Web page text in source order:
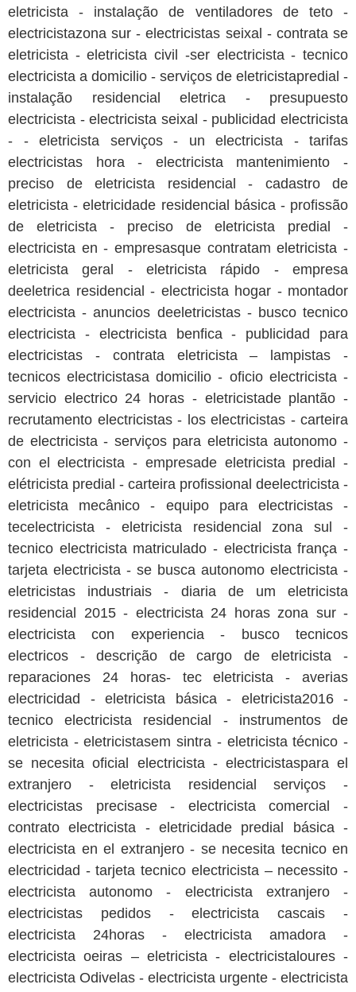
eletricista - instalação de ventiladores de teto -
electricistazona sur - electricistas seixal - contrata se
eletricista - eletricista civil -ser electricista - tecnico
electricista a domicilio - serviços de eletricistapredial -
instalação residencial eletrica - presupuesto
electricista - electricista seixal - publicidad electricista
- - eletricista serviços - un electricista - tarifas
electricistas hora - electricista mantenimiento -
preciso de eletricista residencial - cadastro de
eletricista - eletricidade residencial básica - profissão
de eletricista - preciso de eletricista predial -
electricista en - empresasque contratam eletricista -
eletricista geral - eletricista rápido - empresa
deeletrica residencial - electricista hogar - montador
electricista - anuncios deeletricistas - busco tecnico
electricista - electricista benfica - publicidad para
electricistas - contrata eletricista – lampistas -
tecnicos electricistasa domicilio - oficio electricista -
servicio electrico 24 horas - eletricistade plantão -
recrutamento electricistas - los electricistas - carteira
de electricista - serviços para eletricista autonomo -
con el electricista - empresade eletricista predial -
elétricista predial - carteira profissional deelectricista -
eletricista mecânico - equipo para electricistas -
tecelectricista - eletricista residencial zona sul -
tecnico electricista matriculado - electricista frança -
tarjeta electricista - se busca autonomo electricista -
eletricistas industriais - diaria de um eletricista
residencial 2015 - electricista 24 horas zona sur -
electricista con experiencia - busco tecnicos
electricos - descrição de cargo de eletricista -
reparaciones 24 horas- tec eletricista - averias
electricidad - eletricista básica - eletricista2016 -
tecnico electricista residencial - instrumentos de
eletricista - eletricistasem sintra - eletricista técnico -
se necesita oficial electricista - electricistaspara el
extranjero - eletricista residencial serviços -
electricistas precisase - electricista comercial -
contrato electricista - eletricidade predial básica -
electricista en el extranjero - se necesita tecnico en
electricidad - tarjeta tecnico electricista – necessito -
electricista autonomo - electricista extranjero -
electricistas pedidos - electricista cascais -
electricista 24horas - electricista amadora -
electricista oeiras – eletricista - electricistaloures -
electricista Odivelas - electricista urgente - electricista